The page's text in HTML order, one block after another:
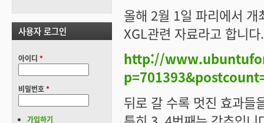
올해 2월 1일 파리에서
XGL관련 자료라고 합니다.
http://
뒤로 갈 수록 멋진 효과들
사용자 로그인
아이디 *
비밀번호*
가입하기